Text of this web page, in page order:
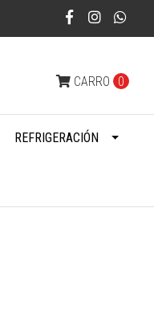
CARRO 0
REFRIGERACIÓN